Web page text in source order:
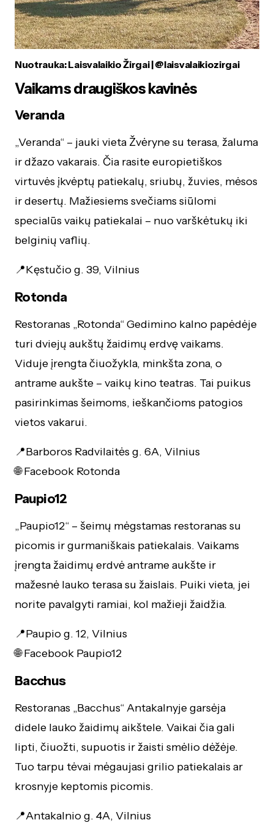
Nuotrauka: Laisvalaikio Žirgai | @laisvalaikiozirgai
Vaikams draugiškos kavinės
Veranda
„Veranda“ – jauki vieta Žvėryne su terasa, žaluma
ir džazo vakarais. Čia rasite europietiškos
virtuvės įkvėptų patiekalų, sriubų, žuvies, mėsos
ir desertų. Mažiesiems svečiams siūlomi
specialūs vaikų patiekalai – nuo varškėtukų iki
belginių vaflių.
📍Kęstučio g. 39, Vilnius
Rotonda
Restoranas „Rotonda“ Gedimino kalno papėdėje
turi dviejų aukštų žaidimų erdvę vaikams.
Viduje įrengta čiuožykla, minkšta zona, o
antrame aukšte – vaikų kino teatras. Tai puikus
pasirinkimas šeimoms, ieškančioms patogios
vietos vakarui.
📍Barboros Radvilaitės g. 6A, Vilnius
🌐 Facebook Rotonda
Paupio12
„Paupio12“ – šeimų mėgstamas restoranas su
picomis ir gurmaniškais patiekalais. Vaikams
įrengta žaidimų erdvė antrame aukšte ir
mažesnė lauko terasa su žaislais. Puiki vieta, jei
norite pavalgyti ramiai, kol mažieji žaidžia.
📍Paupio g. 12, Vilnius
🌐 Facebook Paupio12
Bacchus
Restoranas „Bacchus“ Antakalnyje garsėja
didele lauko žaidimų aikštele. Vaikai čia gali
lipti, čiuožti, supuotis ir žaisti smėlio dėžėje.
Tuo tarpu tėvai mėgaujasi grilio patiekalais ar
krosnyje keptomis picomis.
📍Antakalnio g. 4A, Vilnius